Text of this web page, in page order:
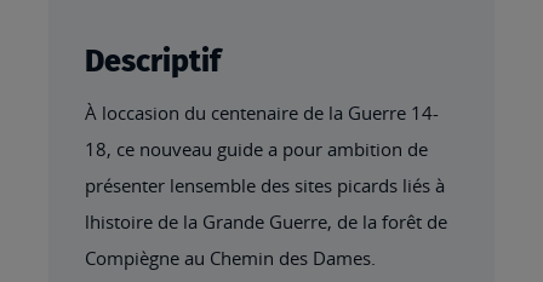
Descriptif
À loccasion du centenaire de la Guerre 14-
18, ce nouveau guide a pour ambition de
présenter lensemble des sites picards liés à
lhistoire de la Grande Guerre, de la forêt de
Compiègne au Chemin des Dames.